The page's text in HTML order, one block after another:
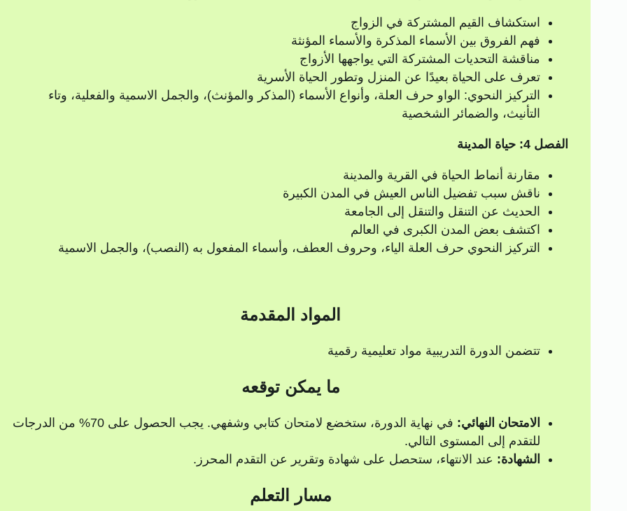
استكشاف القيم المشتركة في الزواج
فهم الفروق بين الأسماء المذكرة والأسماء المؤنثة
مناقشة التحديات المشتركة التي يواجهها الأزواج
تعرف على الحياة بعيدًا عن المنزل وتطور الحياة الأسرية
التركيز النحوي: الواو حرف العلة، وأنواع الأسماء (المذكر والمؤنث)، والجمل الاسمية والفعلية، وتاء
التأنيث، والضمائر الشخصية
الفصل 4: حياة المدينة
مقارنة أنماط الحياة في القرية والمدينة
ناقش سبب تفضيل الناس العيش في المدن الكبيرة
الحديث عن التنقل والتنقل إلى الجامعة
اكتشف بعض المدن الكبرى في العالم
التركيز النحوي حرف العلة الياء، وحروف العطف، وأسماء المفعول به (النصب)، والجمل الاسمية
المواد المقدمة
تتضمن الدورة التدريبية مواد تعليمية رقمية
ما يمكن توقعه
الامتحان النهائي:
في نهاية الدورة، ستخضع لامتحان كتابي وشفهي. يجب الحصول على 70% من الدرجات
للتقدم إلى المستوى التالي.
الشهادة: عند الانتهاء، ستحصل على شهادة وتقرير عن التقدم المحرز.
مسار التعلم